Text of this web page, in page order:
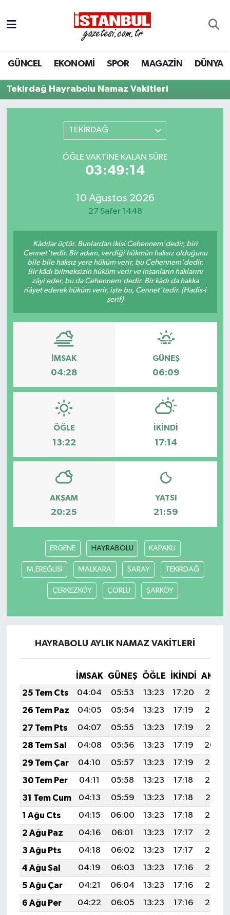
GÜNCEL EKONOMİ SPOR MAGAZİN DÜNYA
Tekirdağ Hayrabolu Namaz Vakitleri
TEKİRDAĞ
ÖĞLE VAKTINE KALAN SÜRE
03:49:14
10 Ağustos 2026
27 Safer 1448
Kâdılar üçtür. Bunlardan ikisi Cehennem'dedir, biri
Cennet'tedir. Bir adam, verdiği hükmün haksız olduğunu
bile bile haksız yere hüküm verir, bu Cehennem'dedir.
Bir kâdı bilmeksizin hüküm verir ve insanların haklarını
zâyi eder, bu da Cehennem'dedir. Bir kâdı da hakka
riâyet ederek hüküm verir, işte bu, Cennet'tedir. (Hadis-i
şerif)
İMSAK
04:28
GÜNEŞ
06:09
ÖĞLE
13:22
İKINDI
17:14
AKŞAM
20:25
YATSI
21:59
ERGENE HAYRABOLU KAPAKLI
M.EREĞLİSİ MALKARA SARAY TEKİRDAĞ
ÇERKEZKÖY ÇORLU ŞARKÖY
HAYRABOLU AYLIK NAMAZ VAKITLERI
İMSAK GÜNEŞ ÖĞLE İKINDI
25 Tem Cts
04:04 05:53 13:23 17:20
20:43
26 Tem Paz
04:05 05:54 13:23 17:19
20:42
27 Tem Pts
04:07 05:55 13:23 17:19
20:41
28 Tem Sal
04:08 05:56 13:23 17:19
20:40
29 Tem Çar
04:10 05:57 13:23 17:19
20:39
30 Tem Per
04:11 05:58 13:23 17:18
20:38
31 Tem Cum
04:13 05:59 13:23 17:18
20:37
1 Ağu Cts
04:15 06:00 13:23 17:18
20:36
2 Ağu Paz
04:16 06:01 13:23 17:17
20:35
3 Ağu Pts
04:18 06:02 13:23 17:17
20:34
4 Ağu Sal
04:19 06:03 13:23 17:16
20:33
5 Ağu Çar
04:21 06:04 13:23 17:16
20:32
6 Ağu Per
04:22 06:05 13:23 17:16
20:30
EKONOMİ
İSTANBUL
KÜLTÜR SANAT
BİLİM VE TEKNOLOJİ
OTOMOBİL
Nöbetçi Eczaneler
Hava Durumu
Trafik Durumu
Son Dakika Haberleri
Haber Arşivi